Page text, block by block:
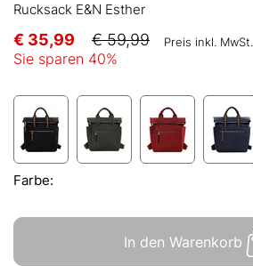
Rucksack E&N Esther
€ 35,99 € 59,99 Preis inkl. MwSt.
Sie sparen 40%
Farbe:
In den Warenkorb